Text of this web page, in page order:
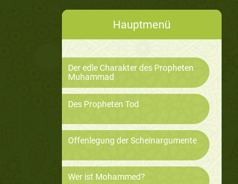
Hauptmenü
Der edle Charakter des Propheten
Muhammad
Des Propheten Tod
Offenlegung der Scheinargumente
Wer ist Mohammed?